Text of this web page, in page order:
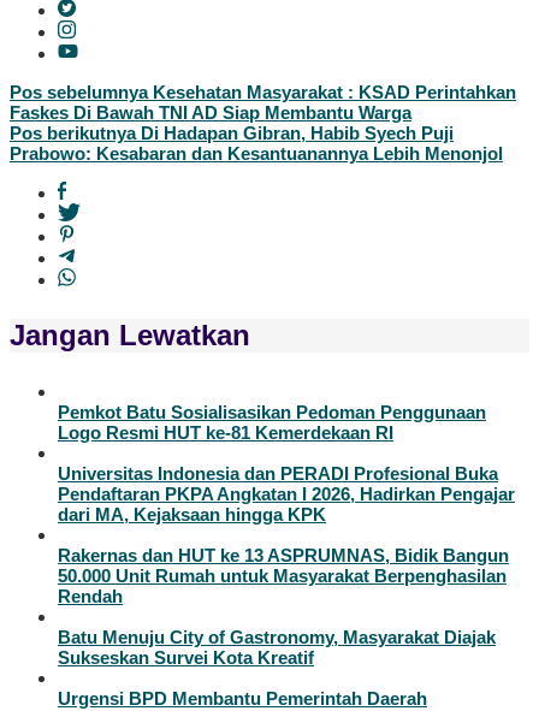
Navigasi
pos
Pos sebelumnyaKesehatan Masyarakat : KSAD Perintahkan
Faskes Di Bawah TNI AD Siap Membantu Warga
Pos berikutnyaDi Hadapan Gibran, Habib Syech Puji
Prabowo: Kesabaran dan Kesantuanannya Lebih Menonjol
Jangan Lewatkan
Pemkot Batu Sosialisasikan Pedoman Penggunaan
Logo Resmi HUT ke-81 Kemerdekaan RI
Universitas Indonesia dan PERADI Profesional Buka
Pendaftaran PKPA Angkatan I 2026, Hadirkan Pengajar
dari MA, Kejaksaan hingga KPK
Rakernas dan HUT ke 13 ASPRUMNAS, Bidik Bangun
50.000 Unit Rumah untuk Masyarakat Berpenghasilan
Rendah
Batu Menuju City of Gastronomy, Masyarakat Diajak
Sukseskan Survei Kota Kreatif
Urgensi BPD Membantu Pemerintah Daerah